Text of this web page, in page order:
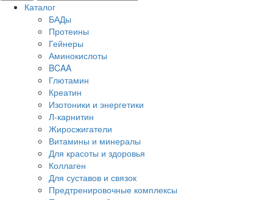
Каталог
БАДы
Протеины
Гейнеры
Аминокислоты
BCAA
Глютамин
Креатин
Изотоники и энергетики
Л-карнитин
Жиросжигатели
Витамины и минералы
Для красоты и здоровья
Коллаген
Для суставов и связок
Предтренировочные комплексы